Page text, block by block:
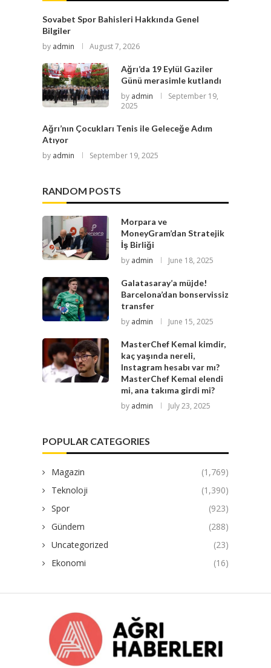
Sovabet Spor Bahisleri Hakkında Genel
Bilgiler
by admin August 7, 2026
Ağrı’da 19 Eylül Gaziler
Günü merasimle kutlandı
by admin
September 19,
2025
Ağrı’nın Çocukları Tenis ile Geleceğe Adım
Atıyor
by admin September 19, 2025
RANDOM POSTS
Morpara ve
MoneyGram’dan Stratejik
İş Birliği
by admin June 18, 2025
Galatasaray’a müjde!
Barcelona’dan bonservissiz
transfer
by admin June 15, 2025
MasterChef Kemal kimdir,
kaç yaşında nereli,
Instagram hesabı var mı?
MasterChef Kemal elendi
mi, ana takıma girdi mi?
by admin July 23, 2025
POPULAR CATEGORIES
Magazin
(1,769)
Teknoloji
(1,390)
Spor
(923)
Gündem
(288)
Uncategorized
(23)
Ekonomi
(16)